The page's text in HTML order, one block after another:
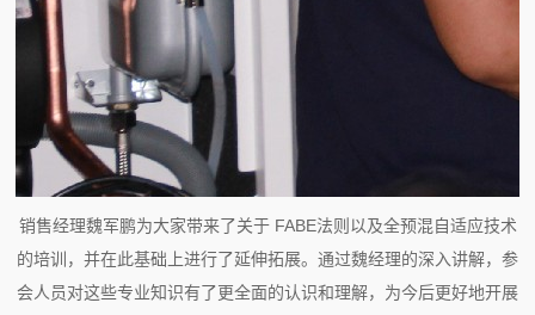
销售经理魏军鹏为大家带来了关于 FABE法则以及全预混自适应技术
的培训，并在此基础上进行了延伸拓展。通过魏经理的深入讲解，参
会人员对这些专业知识有了更全面的认识和理解，为今后更好地开展